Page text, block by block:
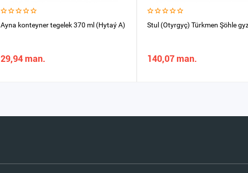
Ayna konteyner tegelek 370 ml (Hytaý A)
29,94 man.
Stul (Otyrgyç) Türkmen Şöhle
140,07 man.